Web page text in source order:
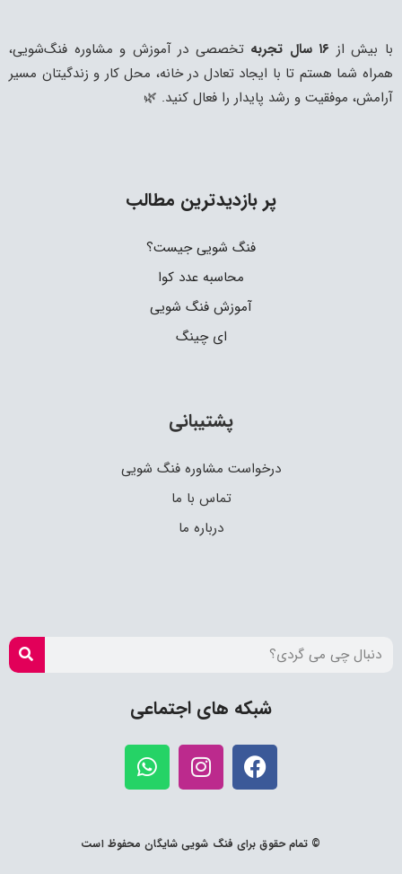
۱۶ سال تجربه
تخصصی در آموزش و مشاوره فنگ‌شویی،
تا با ایجاد تعادل در خانه، محل کار و زندگیتان مسیر
و رشد پایدار را فعال کنید. 🌿
پر بازدیدترین مطالب
فنگ شویی جیست؟
محاسبه عدد کوا
آموزش فنگ شویی
درخواست مشاوره فنگ شویی
شبکه های اجتماعی
© تمام حقوق برای فنگ شویی شایگان محفوظ است